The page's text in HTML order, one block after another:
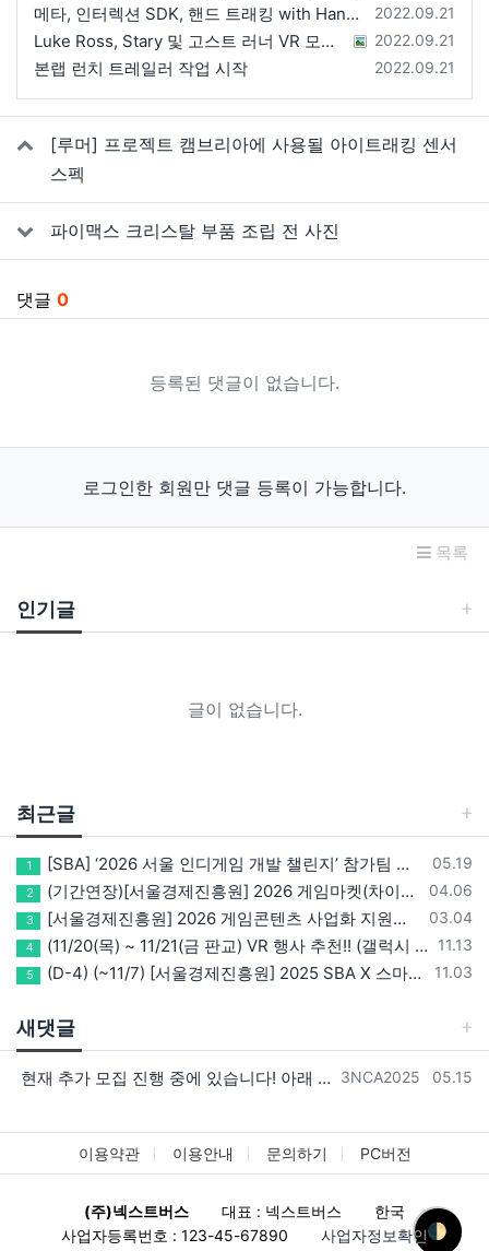
🌓
등록일
2022.09.21
메타, 인터렉션 SDK, 핸드 트래킹 with Hands 2.1에 대한 강연 예정
등록일
2022.09.21
Luke Ross, Stary 및 고스트 러너 VR 모드 공개
등록일
2022.09.21
본랩 런치 트레일러 작업 시작
관련자료
[루머] 프로젝트 캠브리아에 사용될 아이트래킹 센서
스펙
파이맥스 크리스탈 부품 조립 전 사진
댓글 0
등록된 댓글이 없습니다.
로그인한 회원만 댓글 등록이 가능합니다.
목록
인기글
글이 없습니다.
최근글
등록일
05.19
1 [SBA] ‘2026 서울 인디게임 개발 챌린지’ 참가팀 모집
등록일
04.06
2 (기간연장)[서울경제진흥원] 2026 게임마켓(차이나조이, BIC, 지스타) 서울관 참가기업 모집!(~5/8 15:00)
등록일
03.04
3 [서울경제진흥원] 2026 게임콘텐츠 사업화 지원사업 참가기업 모집(~3/26까지)
등록일
11.13
4 (11/20(목) ~ 11/21(금 판교) VR 행사 추천!! (갤럭시 XR/ 애플 비전프로 등 기기 체험, 메타퀘스트 경품)
등록일
11.03
5 (D-4) (~11/7) [서울경제진흥원] 2025 SBA X 스마일게이트, ‘게임랩 with STOVE INDIE’ 참가기업 모집
새댓글
등록자
3NCA2025 등록일
05.15
현재 추가 모집 진행 중에 있습니다! 아래 링크로 확인 부탁드리겠습니다~! https://next-verse.com/community/1…
이용약관 이용안내 문의하기 PC버전
(주)넥스트버스 대표 : 넥스트버스
한국
사업자등록번호 : 123-45-67890
사업자정보확인